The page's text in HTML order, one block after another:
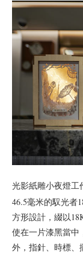
光影紙雕小夜燈工
46.5毫米的馭光者
方形設計，綴以
使在一片漆黑當中
外，指針、時標、